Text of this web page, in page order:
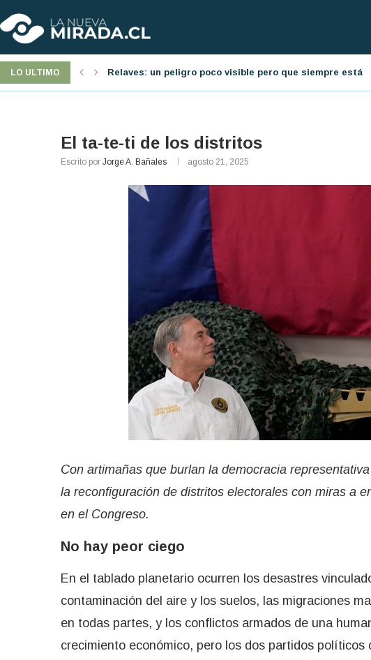
LO ULTIMO
presente Jornada laboral: una nueva reforma pro-empresarial
El ta-te-ti de los distritos
Escrito por Jorge A. Bañales agosto 21, 2025
Con artimañas que burlan la democracia
la reconfiguración de distritos electorales con miras a
en el Congreso.
No hay peor ciego
En el tablado planetario ocurren los desastres
contaminación del aire y los suelos, las migraciones
en todas partes, y los conflictos armados de una
crecimiento económico, pero los dos partidos